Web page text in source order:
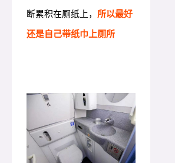
断累积在厕纸上， 所以最好
还是自己带纸巾上厕所